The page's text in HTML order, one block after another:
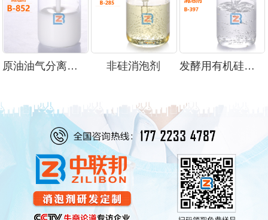
原油油气分离消泡剂 非硅消泡剂 发酵用有机硅消泡剂